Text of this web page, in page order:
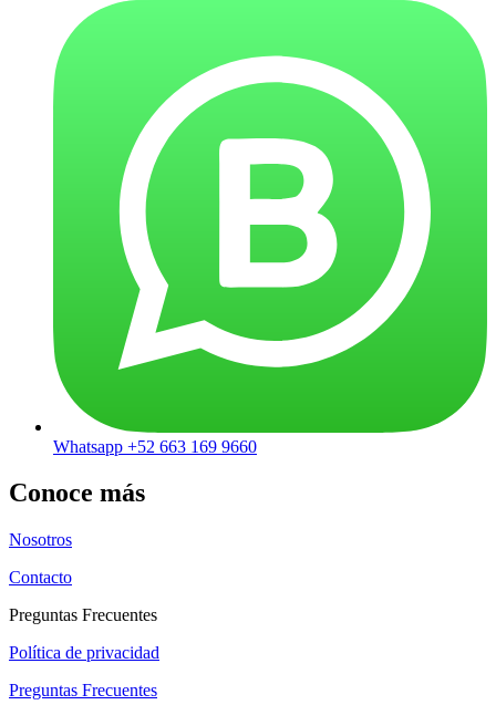
Whatsapp +52 663 169 9660
Conoce más
Nosotros
Contacto
Preguntas Frecuentes
Política de privacidad
Preguntas Frecuentes